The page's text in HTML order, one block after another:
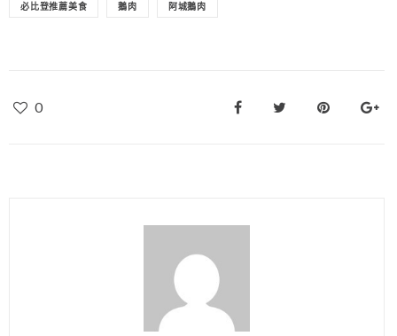
必比登推薦美食 鵝肉 阿城鵝肉
0